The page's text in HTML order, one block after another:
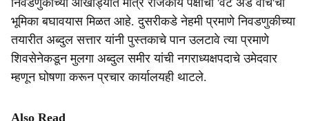
निवडणुकीच्या आखाड्यात मात्र राजकीय पक्षांची 'वेट अँड वॉच'ची
भूमिका बघावयास मिळत आहे. दुसरीकडे नेहमी प्रमाणे निवडणुकीच्या
तयारीत अब्दुल सत्तार यांनी पुस्तकाचे पान उलटावे त्या प्रमाणे
शिवसेनेकडून मुलगा अब्दुल समीर यांची नगराध्यक्षपदाचे उमेदवार
म्हणून घोषणा करून प्रचार कार्यालयही थाटले.
Also Read